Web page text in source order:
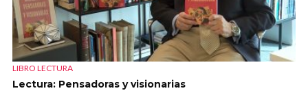
LIBRO LECTURA
Lectura: Pensadoras y visionarias